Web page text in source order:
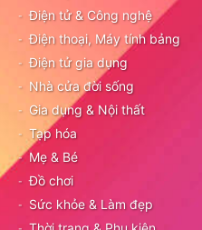
Điện tử & Công nghệ
Điện thoại, Máy tính bảng
Điện tử gia dụng
Nhà cửa đời sống
Gia dụng & Nội thất
Tạp hóa
Mẹ & Bé
Đồ chơi
Sức khỏe & Làm đẹp